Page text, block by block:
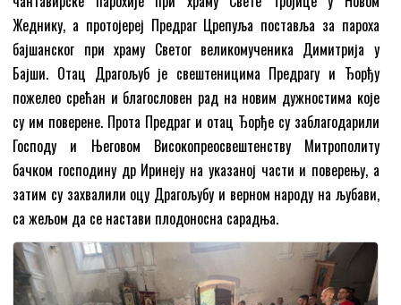
Жеднику, а протојереј Предраг Црепуља поставља за пароха
бајшанског при храму Светог великомученика Димитрија у
Бајши. Отац Драгољуб је свештеницима Предрагу и Ђорђу
пожелео срећан и благословен рад на новим дужностима које
су им поверене. Прота Предраг и отац Ђорђе су заблагодарили
Господу и Његовом Високопреосвештенству Митрополиту
бачком господину др Иринеју на указаној части и поверењу, а
затим су захвалили оцу Драгољубу и верном народу на љубави,
са жељом да се настави плодоносна сарадња.